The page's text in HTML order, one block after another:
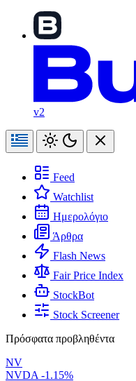
v2
Feed
Watchlist
Ημερολόγιο
Άρθρα
Flash News
Fair Price Index
StockBot
Stock Screener
Πρόσφατα προβληθέντα
NV
NVDA -1.15%